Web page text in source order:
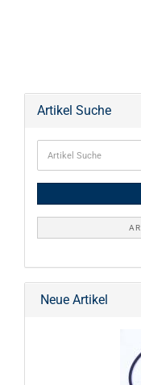
Artikel Suche
Neue Artikel